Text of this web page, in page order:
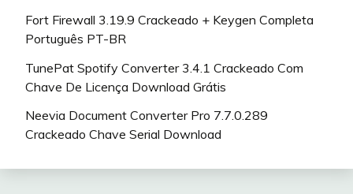
Fort Firewall 3.19.9 Crackeado + Keygen Completa
Português PT-BR
TunePat Spotify Converter 3.4.1 Crackeado Com
Chave De Licença Download Grátis
Neevia Document Converter Pro 7.7.0.289
Crackeado Chave Serial Download